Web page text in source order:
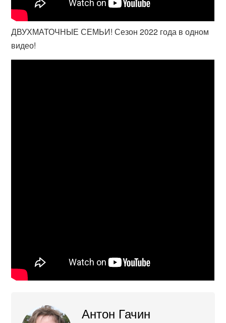
ДВУХМАТОЧНЫЕ СЕМЬИ! Сезон 2022 года в одном
видео!
Антон Гачин